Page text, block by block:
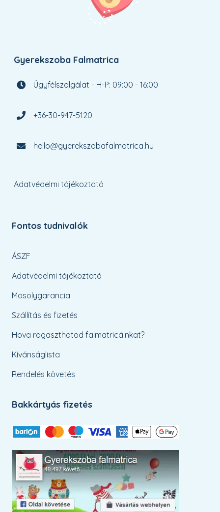
Gyerekszoba Falmatrica
Ügyfélszolgálat - H-P: 09:00 - 16:00
+36-30-947-5120
hello@gyerekszobafalmatrica.hu
Adatvédelmi tájékoztató
Fontos tudnivalók
ÁSZF
Adatvédelmi tájékoztató
Mosolygarancia
Szállítás és fizetés
Hova ragaszthatod falmatricáinkat?
Kívánságlista
Rendelés követés
Bakkártyás fizetés